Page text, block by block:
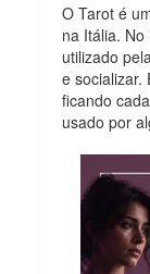
O Tarot é
na Itália.
utilizado
e socializar.
ficando
usado por